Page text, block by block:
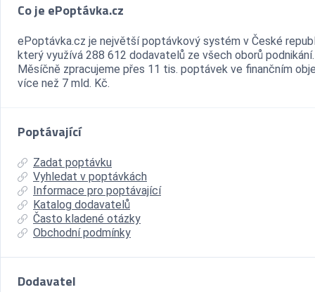
Co je ePoptávka.cz
ePoptávka.cz je největší poptávkový systém v České
který využívá 288 612 dodavatelů ze všech oborů podnikání.
Měsíčně zpracujeme přes 11 tis. poptávek ve finančním
více než 7 mld. Kč.
Poptávající
Zadat poptávku
Vyhledat v poptávkách
Informace pro poptávající
Katalog dodavatelů
Často kladené otázky
Obchodní podmínky
Dodavatel